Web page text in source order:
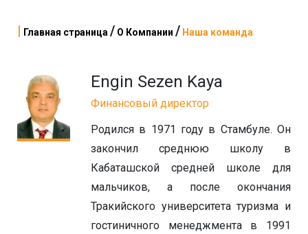
| Главная страница / О Компании / Наша команда
Engin Sezen Kaya
Финансовый директор
Родился в 1971 году в Стамбуле. Он
закончил среднюю школу в
Кабаташской средней школе для
мальчиков, а после окончания
Тракийского университета туризма и
гостиничного менеджмента в 1991